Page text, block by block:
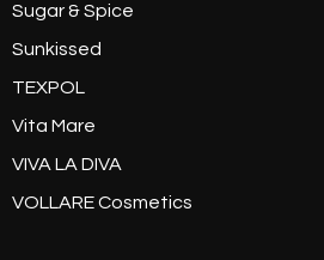
Sugar & Spice
Sunkissed
TEXPOL
Vita Mare
VIVA LA DIVA
VOLLARE Cosmetics